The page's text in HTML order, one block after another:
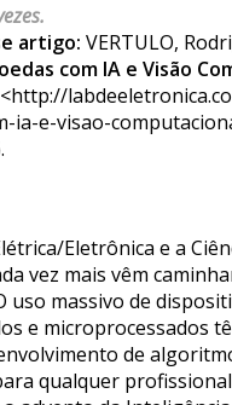
artigo: VERTULO,
com IA e Visão
ia-e-visao-
Eletrônica e a
vez mais vêm
uso massivo de
e microprocessados
de
qualquer